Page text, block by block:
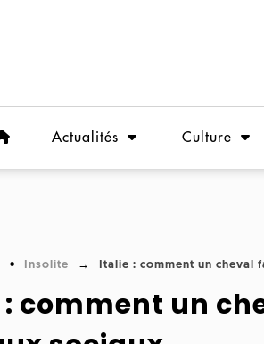
Actualités Culture
Insolite Italie : comment un cheval
comment un